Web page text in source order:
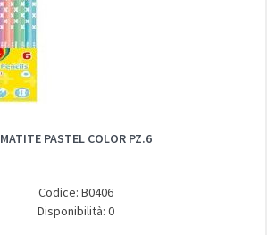
MATITE PASTEL COLOR PZ.6
Codice: B0406
Disponibilità: 0